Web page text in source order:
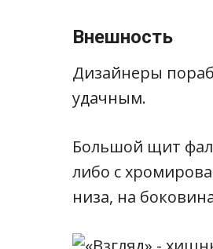
Внешность
Дизайнеры
удачным.
Большой щит
либо с
низа, на